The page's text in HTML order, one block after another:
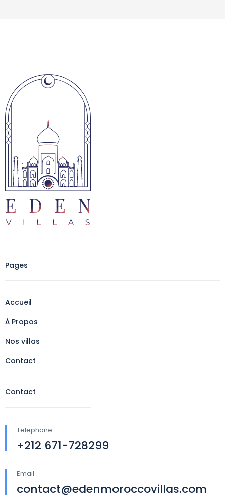
Pages
Accueil
À Propos
Nos villas
Contact
Contact
Telephone
+212 671-728299
Email
contact@edenmoroccovillas.com